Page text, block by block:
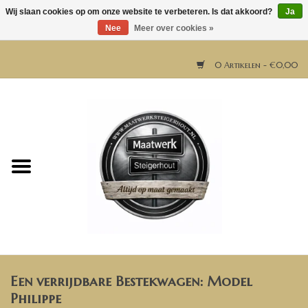
0 Artikelen - €0,00
Horeca meubels
Bartafels
Een verrijdbare Bestekwagen: Model
Philippe
Wij slaan cookies op om onze website te verbeteren. Is dat akkoord?
Ja
Nee
Meer over cookies »